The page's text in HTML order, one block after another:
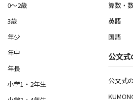
0～2歳
3歳
年少
年中
年長
小学1・2年生
算数・
英語
国語
公文式
公文式